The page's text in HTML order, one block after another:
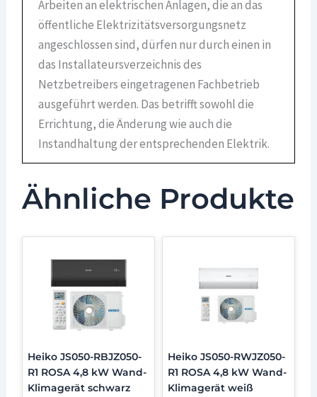
Arbeiten an elektrischen Anlagen, die an das
öffentliche Elektrizitätsversorgungsnetz
angeschlossen sind, dürfen nur durch einen in
das Installateursverzeichnis des
Netzbetreibers eingetragenen Fachbetrieb
ausgeführt werden. Das betrifft sowohl die
Errichtung, die Änderung wie auch die
Instandhaltung der entsprechenden Elektrik.
Ähnliche Produkte
Heiko JS050-RBJZ050-
R1 ROSA 4,8 kW Wand-
Klimagerät schwarz
Heiko JS050-RWJZ050-
R1 ROSA 4,8 kW Wand-
Klimagerät weiß